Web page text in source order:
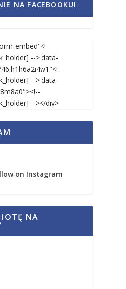
NA FACEBOOKU!
embed"<!--
--> data-
--> data-
--></div>
on Instagram
NA